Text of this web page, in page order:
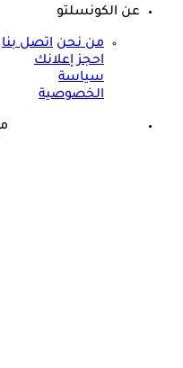
عن الكونسلتو
من نحن اتصل بنا
احجز إعلانك
سياسة
الخصوصية